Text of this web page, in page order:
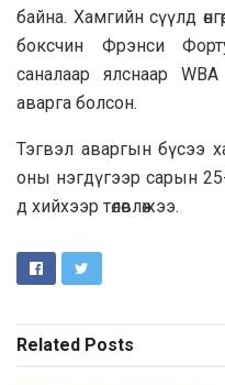
байна. Хамгийн сүүлд
боксчин Фрэнси
саналаар ялснаар
аварга болсон.
Тэгвэл аваргын бүсээ
оны нэгдүгээр сарын
д хийхээр төлөвлөжээ.
Related Posts